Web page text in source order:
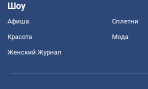
Шоу
Афиша Сплетни
Красота Мода
Женский Журнал